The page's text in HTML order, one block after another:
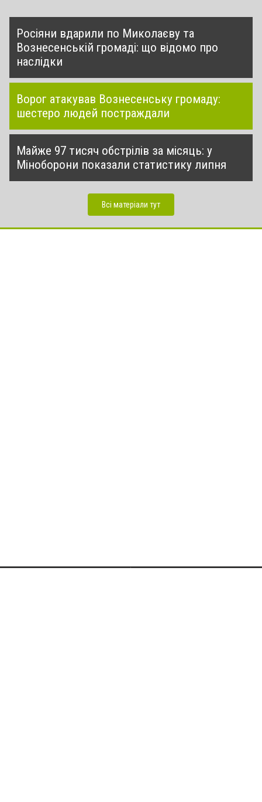
Росіяни вдарили по Миколаєву та
Вознесенській громаді: що відомо про
наслідки
Ворог атакував Вознесенську громаду:
шестеро людей постраждали
Майже 97 тисяч обстрілів за місяць: у
Міноборони показали статистику липня
Всі матеріали тут